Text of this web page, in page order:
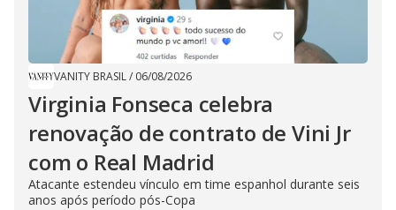
VANITY BRASIL/ 06/08/2026
Virginia Fonseca celebra
renovação de contrato de Vini Jr
com o Real Madrid
Atacante estendeu vínculo em time espanhol durante seis
anos após período pós-Copa